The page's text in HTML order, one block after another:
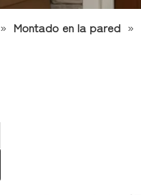
» Montado en la pared »